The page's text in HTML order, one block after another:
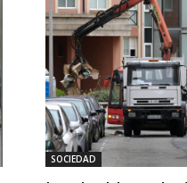
SOCIEDAD